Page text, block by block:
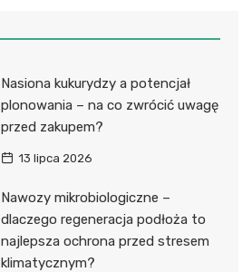
Nasiona kukurydzy a potencjał
plonowania – na co zwrócić uwagę
przed zakupem?
13 lipca 2026
Nawozy mikrobiologiczne –
dlaczego regeneracja podłoża to
najlepsza ochrona przed stresem
klimatycznym?